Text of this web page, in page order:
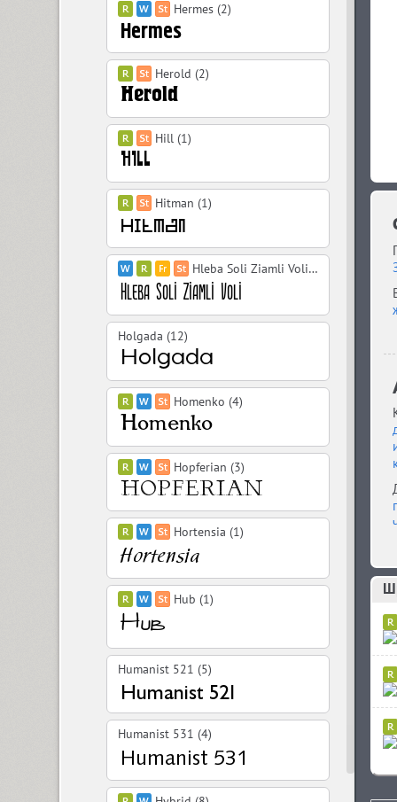
Hermes (2)
Herold (2)
Hill (1)
Hitman (1)
Hleba Soli Ziamli Voli (10)
Holgada (12)
Homenko (4)
Hopferian (3)
Hortensia (1)
Hub (1)
Humanist 521 (5)
Humanist 531 (4)